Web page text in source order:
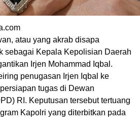
atau yang akrab disapa
sebagai Kepala Kepolisian Daerah
Irjen Mohammad Iqbal.
penugasan Irjen Iqbal ke
tugas di Dewan
RI. Keputusan tersebut tertuang
Kapolri yang diterbitkan pada